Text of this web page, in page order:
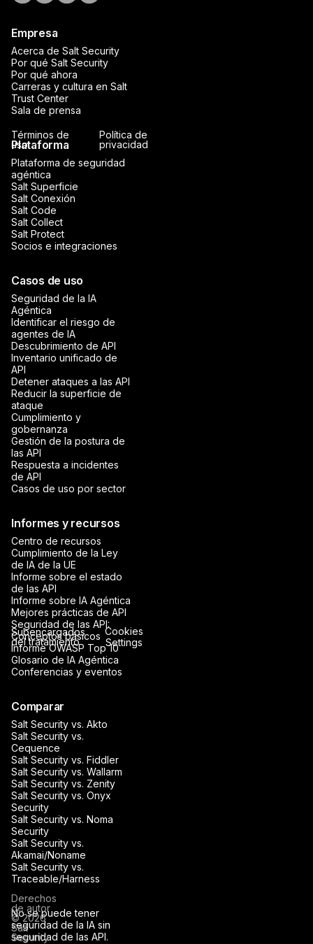
Empresa
Acerca de Salt Security
Por qué Salt Security
Por qué ahora
Carreras y cultura en Salt
Trust Center
Sala de prensa
Plataforma
Plataforma de seguridad
agéntica
Salt Superficie
Salt Conexión
Salt Code
Salt Collect
Salt Protect
Socios e integraciones
Casos de uso
Seguridad de la IA
Agéntica
Identificar el riesgo de
agentes de IA
Descubrimiento de API
Inventario unificado de
API
Detener ataques a las API
Reducir la superficie de
ataque
Cumplimiento y
gobernanza
Gestión de la postura de
las API
Respuesta a incidentes
de API
Casos de uso por sector
Informes y recursos
Centro de recursos
Cumplimiento de la Ley
de IA de la UE
Informe sobre el estado
de las API
Informe sobre IA Agéntica
Mejores prácticas de API
Seguridad de las API:
Conceptos básicos
Informe OWASP Top 10
Glosario de IA Agéntica
Conferencias y eventos
No se puede tener
seguridad de la IA sin
seguridad de las API.
Comparar
Salt Security vs. Akto
Salt Security vs.
Cequence
Salt Security vs. Fiddler
Salt Security vs. Wallarm
Salt Security vs. Zenity
Salt Security vs. Onyx
Security
Salt Security vs. Noma
Security
Salt Security vs.
Akamai/Noname
Salt Security vs.
Traceable/Harness
Términos de
uso
Política de
privacidad
Subencargados
del tratamiento
Cookies
Settings
Derechos
de autor
© 2026
Salt
Security